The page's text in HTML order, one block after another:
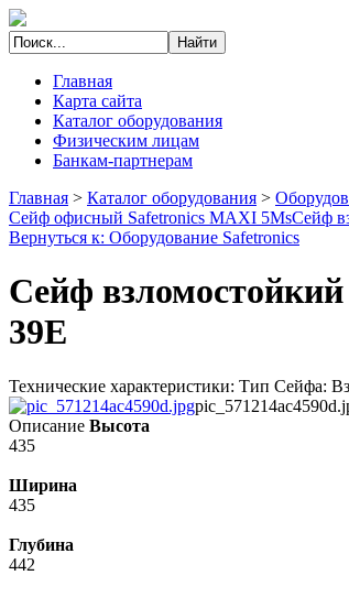
Главная
Карта сайта
Каталог оборудования
Физическим лицам
Банкам-партнерам
Главная > Каталог оборудования >
Сейф офисный Safetronics MAXI 5MsСейф
Вернуться к: Оборудование Safetronics
Сейф
39E
Технические характеристики: Тип Сейфа:
Описание Высота
435
Ширина
435
Глубина
442